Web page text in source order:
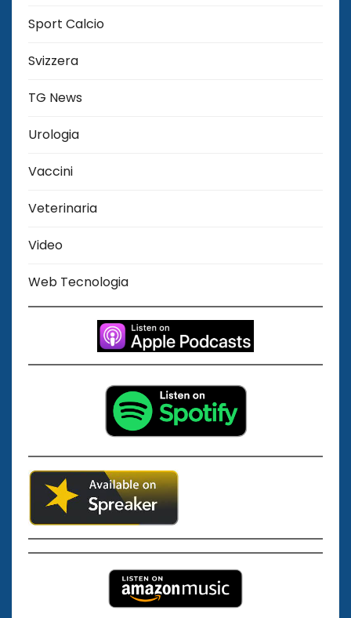
Sport Calcio
Svizzera
TG News
Urologia
Vaccini
Veterinaria
Video
Web Tecnologia